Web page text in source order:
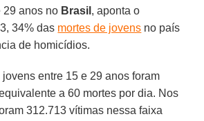
29 anos no Brasil , aponta o
34% das mortes de jovens no país
de homicídios.
entre 15 e 29 anos foram
a 60 mortes por dia. Nos
312.713 vítimas nessa faixa